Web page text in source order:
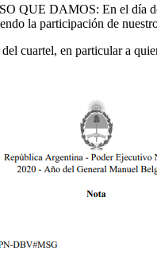
QUE DAMOS: En el día de
la participación de
cuartel, en particular a